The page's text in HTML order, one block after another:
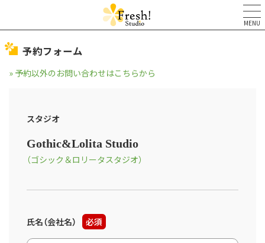
MENU
予約フォーム
» 予約以外のお問い合わせはこちらから
スタジオ
Gothic&Lolita Studio
（ゴシック＆ロリータスタジオ）
氏名（会社名） 必須